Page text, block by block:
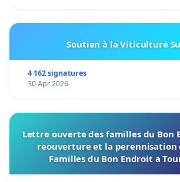
Soutien à la Viticulture
4 162 signatures
30 Apr 2026
Lettre ouverte des familles du Bon
reouverture et la perennisation
Familles du Bon Endroit a